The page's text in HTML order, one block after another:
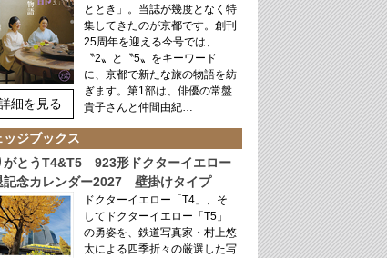
細を見る
ととき」。当誌が幾度となく特
集してきたのが京都です。創刊
25周年を迎える今号では、
〝2〟と〝5〟をキーワード
に、京都で新たな旅の物語を紡
ぎます。第1部は、俳優の常盤
貴子さんと仲間由紀…
ッジブックス
がとうT4&T5 923形ドクターイエロー
記念カレンダー2027 壁掛けタイプ
ドクターイエロー「T4」、そ
してドクターイエロー「T5」
の勇姿を、鉄道写真家・村上悠
太による四季折々の厳選した写